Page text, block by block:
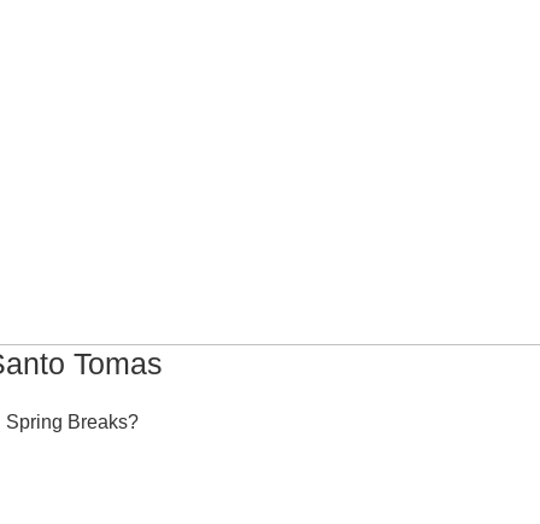
Tomas
Spring Breaks?